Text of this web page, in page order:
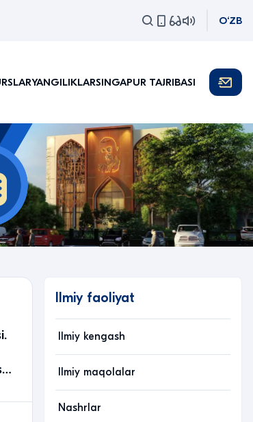
O‘ZB
YANGILIKLARSINGAPUR TAJRIBASI
Ilmiy faoliyat
Ilmiy kengash
Ilmiy maqolalar
Nashrlar